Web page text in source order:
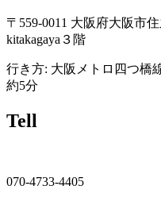
〒559-0011 大阪府大阪市
kitakagaya３階
行き方: 大阪メトロ四つ橋
約5分
Tell
070-4733-4405